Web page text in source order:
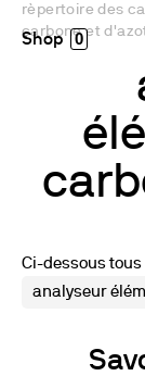
0
rèpertoire des
carbone et
Ci-dessous tous
analyseur